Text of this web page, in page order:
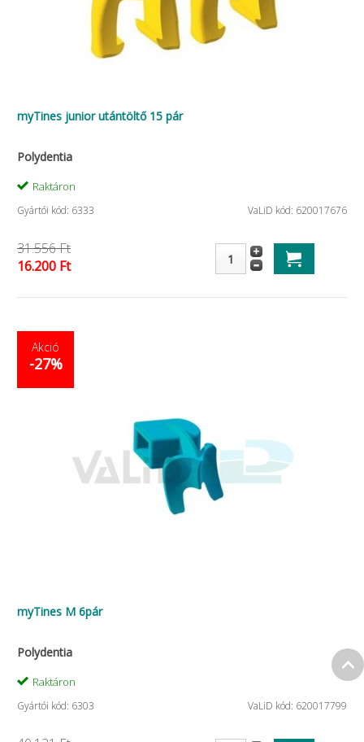
myTines junior utántöltő 15 pár
Polydentia
Raktáron
Gyártói kód: 6333 VaLiD kód: 620017676
31.556 Ft
16.200 Ft
Akció
-27%
myTines M 6pár
Polydentia
Raktáron
Gyártói kód: 6303 VaLiD kód: 620017799